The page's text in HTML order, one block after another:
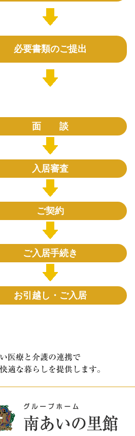
必要書類のご提出
面 談
入居審査
ご契約
ご入居手続き
お引越し・ご入居